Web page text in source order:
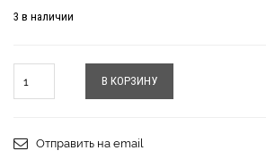
3 в наличии
В КОРЗИНУ
Отправить на email